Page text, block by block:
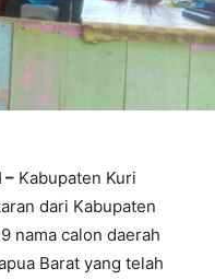
– Kabupaten Kuri
dari Kabupaten
nama calon daerah
Barat yang telah